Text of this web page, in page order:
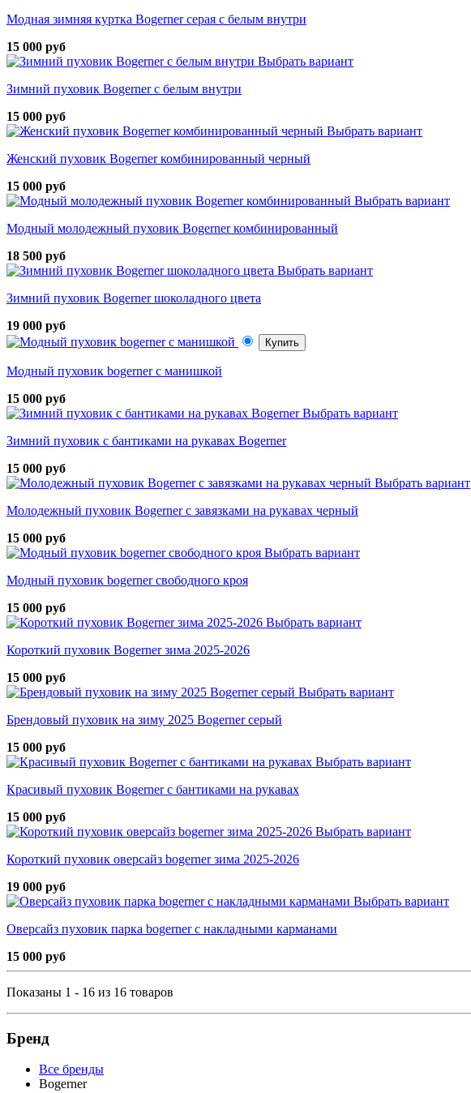
Модная зимняя куртка Bogerner серая с белым внутри
15 000 руб
Выбрать вариант
Зимний пуховик Bogerner с белым внутри
15 000 руб
Выбрать вариант
Женский пуховик Bogerner комбинированный черный
15 000 руб
Выбрать вариант
Модный молодежный пуховик Bogerner комбинированный
18 500 руб
Выбрать вариант
Зимний пуховик Bogerner шоколадного цвета
19 000 руб
Купить
Модный пуховик bogerner с манишкой
15 000 руб
Выбрать вариант
Зимний пуховик с бантиками на рукавах Bogerner
15 000 руб
Выбрать вариант
Молодежный пуховик Bogerner с завязками на рукавах черный
15 000 руб
Выбрать вариант
Модный пуховик bogerner свободного кроя
15 000 руб
Выбрать вариант
Короткий пуховик Bogerner зима 2025-2026
15 000 руб
Выбрать вариант
Брендовый пуховик на зиму 2025 Bogerner серый
15 000 руб
Выбрать вариант
Красивый пуховик Bogerner с бантиками на рукавах
15 000 руб
Выбрать вариант
Короткий пуховик оверсайз bogerner зима 2025-2026
19 000 руб
Выбрать вариант
Оверсайз пуховик парка bogerner с накладными карманами
15 000 руб
Показаны 1 - 16 из 16 товаров
Бренд
Все бренды
Bogerner